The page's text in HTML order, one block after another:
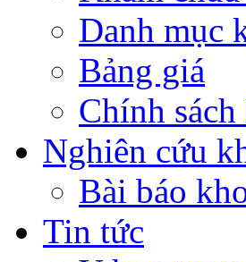
Danh mục
Bảng giá
Chính
Nghiên cứu
Bài báo
Tin tức